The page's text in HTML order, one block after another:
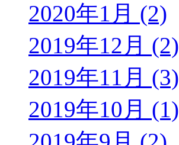
2020年1月 (2)
2019年12月 (2)
2019年11月 (3)
2019年10月 (1)